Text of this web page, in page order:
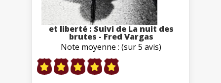
et liberté : Suivi de La nuit des
brutes - Fred Vargas
Note moyenne : (sur 5 avis)